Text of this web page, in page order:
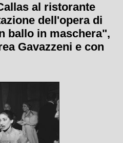
al ristorante
dell'opera di
ballo in maschera",
Gavazzeni e con
la stagione
Teatro alla Scala